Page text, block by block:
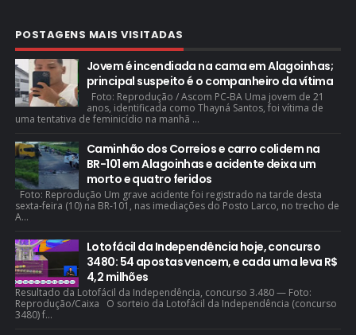
POSTAGENS MAIS VISITADAS
Jovem é incendiada na cama em Alagoinhas;
principal suspeito é o companheiro da vítima
Foto: Reprodução / Ascom PC-BA Uma jovem de 21
anos, identificada como Thayná Santos, foi vítima de
uma tentativa de feminicídio na manhã ...
Caminhão dos Correios e carro colidem na
BR-101 em Alagoinhas e acidente deixa um
morto e quatro feridos
Foto: Reprodução Um grave acidente foi registrado na tarde desta
sexta-feira (10) na BR-101, nas imediações do Posto Larco, no trecho de
A...
Lotofácil da Independência hoje, concurso
3480: 54 apostas vencem, e cada uma leva R$
4,2 milhões
Resultado da Lotofácil da Independência, concurso 3.480 — Foto:
Reprodução/Caixa O sorteio da Lotofácil da Independência (concurso
3480) f...